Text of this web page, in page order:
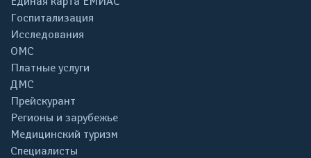
Госпитализация
Исследования
ОМС
Платные услуги
ДМС
Прейскурант
Регионы и зарубежье
Медицинский туризм
Специалисты